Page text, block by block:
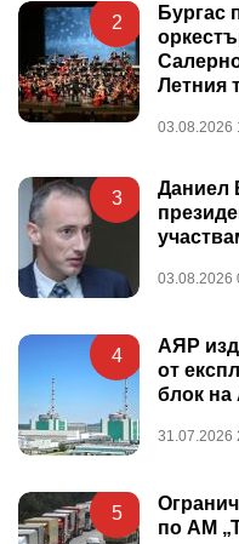
2
Бургас
Летния
03.08.2026
3
Даниел
03.08.2026
4
АЯР
от
блок на
31.07.2026
5
по АМ